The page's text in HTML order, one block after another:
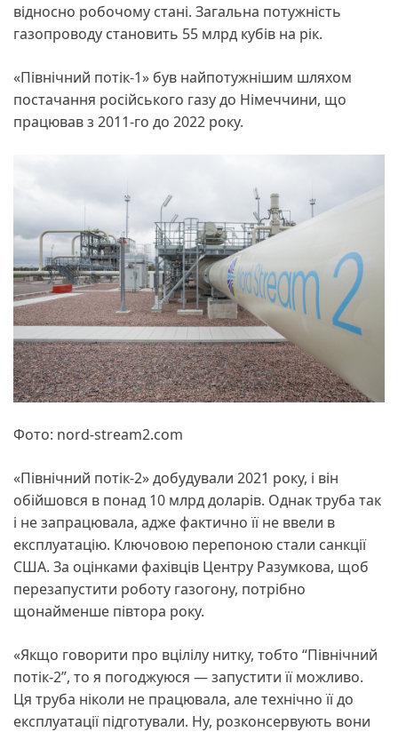
відносно робочому стані. Загальна потужність
газопроводу становить 55 млрд кубів на рік.
«Північний потік-1» був найпотужнішим шляхом
постачання російського газу до Німеччини, що
працював з 2011-го до 2022 року.
Фото: nord-stream2.com
«Північний потік-2» добудували 2021 року, і він
обійшовся в понад 10 млрд доларів. Однак труба так
і не запрацювала, адже фактично її не ввели в
експлуатацію. Ключовою перепоною стали санкції
США. За оцінками фахівців Центру Разумкова, щоб
перезапустити роботу газогону, потрібно
щонайменше півтора року.
«Якщо говорити про вцілілу нитку, тобто “Північний
потік-2”, то я погоджуюся — запустити її можливо.
Ця труба ніколи не працювала, але технічно її до
експлуатації підготували. Ну, розконсервують вони